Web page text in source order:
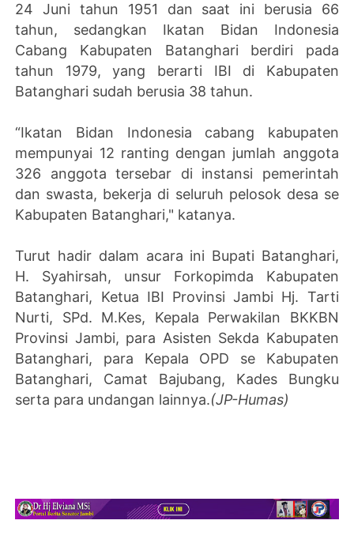
24 Juni tahun 1951 dan saat ini berusia 66
tahun, sedangkan Ikatan Bidan Indonesia
Cabang Kabupaten Batanghari berdiri pada
tahun 1979, yang berarti IBI di Kabupaten
Batanghari sudah berusia 38 tahun.
“Ikatan Bidan Indonesia cabang kabupaten
mempunyai 12 ranting dengan jumlah anggota
326 anggota tersebar di instansi pemerintah
dan swasta, bekerja di seluruh pelosok desa se
Kabupaten Batanghari," katanya.
Turut hadir dalam acara ini Bupati Batanghari,
H. Syahirsah, unsur Forkopimda Kabupaten
Batanghari, Ketua IBI Provinsi Jambi Hj. Tarti
Nurti, SPd. M.Kes, Kepala Perwakilan BKKBN
Provinsi Jambi, para Asisten Sekda Kabupaten
Batanghari, para Kepala OPD se Kabupaten
Batanghari, Camat Bajubang, Kades Bungku
serta para undangan lainnya.(JP-Humas)